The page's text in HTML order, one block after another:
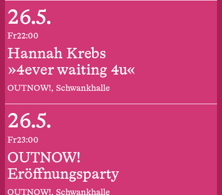
26.5.
Fr22:00
Hannah Krebs
»4ever waiting 4u«
OUTNOW!, Schwankhalle
26.5.
Fr23:00
OUTNOW!
Eröffnungsparty
OUTNOW!, Schwankhalle